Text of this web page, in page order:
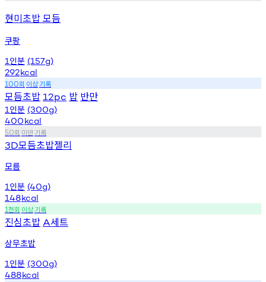
현미초밥 모듬
쿠팡
1 인분 (157g)
292kcal
100회 이상기록
모듬초밥 12pc 밥 반만
1 인분 (300g)
400kcal
50회 미만기록
3D모듬초밥젤리
모름
1 인분 (40g)
148kcal
1천회 이상기록
진심초밥 A세트
상무초밥
1 인분 (300g)
488kcal